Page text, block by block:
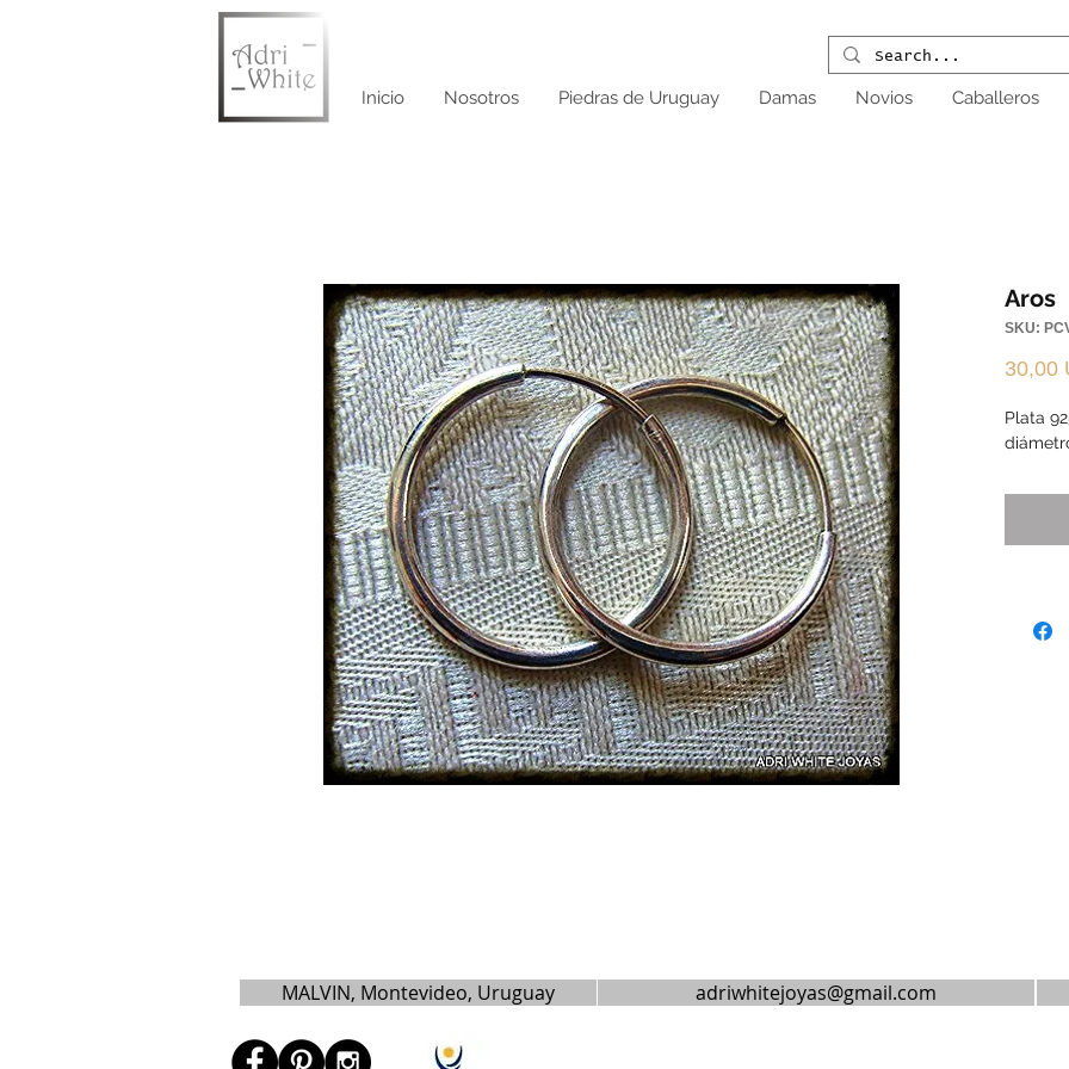
Inicio Nosotros Piedras de Uruguay Damas Novios Caballeros
Aros
SKU:
30,00
Plata
MALVIN, Montevideo, Uruguay adriwhitejoyas@gmail.com